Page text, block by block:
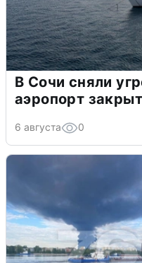
В Сочи сняли
аэропорт закрыт
6 августа 0